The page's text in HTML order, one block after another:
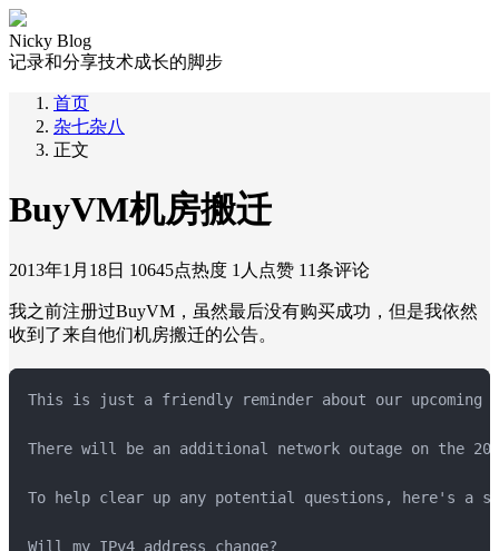
Nicky Blog
记录和分享技术成长的脚步
首页
杂七杂八
正文
BuyVM机房搬迁
2013年1月18日 10645点热度 1人点赞 11条评论
我之前注册过BuyVM，虽然最后没有购买成功，但是我依然
收到了来自他们机房搬迁的公告。
This is just a friendly reminder about our upcoming
There will be an additional network outage on the
To help clear up any potential questions, here's a
Will my IPv4 address change?